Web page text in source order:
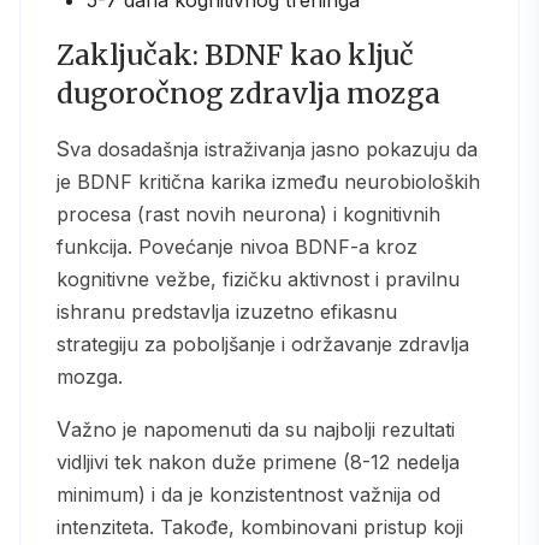
Zaključak: BDNF kao ključ
dugoročnog zdravlja mozga
Sva dosadašnja istraživanja jasno pokazuju da
je BDNF kritična karika između neurobioloških
procesa (rast novih neurona) i kognitivnih
funkcija. Povećanje nivoa BDNF-a kroz
kognitivne vežbe, fizičku aktivnost i pravilnu
ishranu predstavlja izuzetno efikasnu
strategiju za poboljšanje i održavanje zdravlja
mozga.
Važno je napomenuti da su najbolji rezultati
vidljivi tek nakon duže primene (8-12 nedelja
minimum) i da je konzistentnost važnija od
intenziteta. Takođe, kombinovani pristup koji